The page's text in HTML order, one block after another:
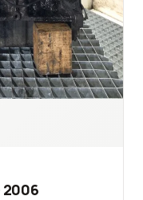
2006